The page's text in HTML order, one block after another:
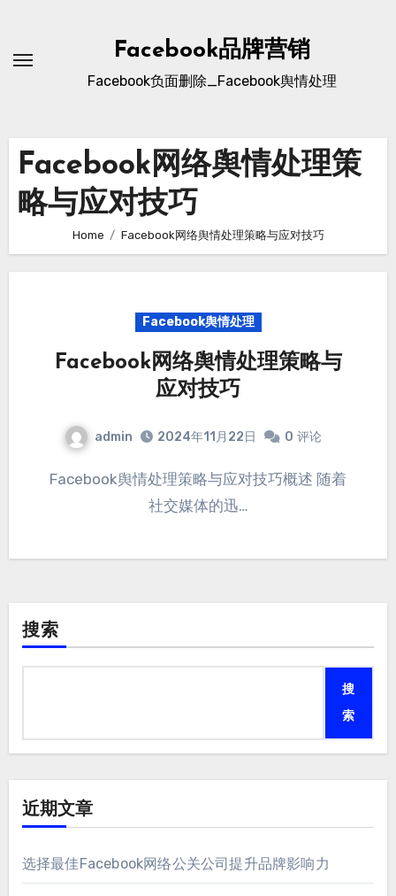
content
Facebook品牌营销
Facebook负面删除_Facebook舆情处理
Facebook网络舆情处理策
略与应对技巧
Home Facebook网络舆情处理策略与应对技巧
Facebook舆情处理
Facebook网络舆情处理策略与
应对技巧
admin 2024年11月22日 0 评论
Facebook舆情处理策略与应对技巧概述 随着
社交媒体的迅…
搜索
搜
索
近期文章
选择最佳Facebook网络公关公司提升品牌影响力